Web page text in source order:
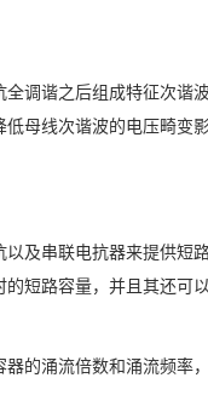
谐之后组成特征次谐
母线次谐波的电压畸变
串联电抗器来提供短
短路容量，并且其还可
涌流倍数和涌流频率，